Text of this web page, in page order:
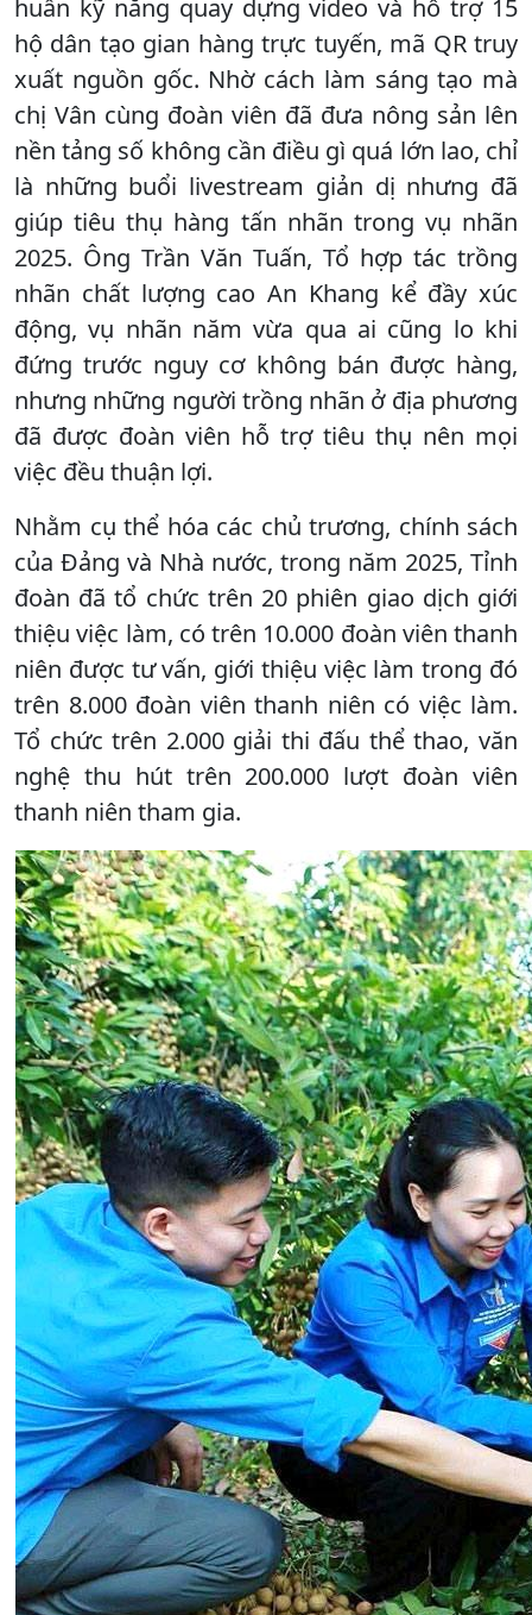
huấn kỹ năng quay dựng video và hỗ trợ 15
hộ dân tạo gian hàng trực tuyến, mã QR truy
xuất nguồn gốc. Nhờ cách làm sáng tạo mà
chị Vân cùng đoàn viên đã đưa nông sản lên
nền tảng số không cần điều gì quá lớn lao, chỉ
là những buổi livestream giản dị nhưng đã
giúp tiêu thụ hàng tấn nhãn trong vụ nhãn
2025. Ông Trần Văn Tuấn, Tổ hợp tác trồng
nhãn chất lượng cao An Khang kể đầy xúc
động, vụ nhãn năm vừa qua ai cũng lo khi
đứng trước nguy cơ không bán được hàng,
nhưng những người trồng nhãn ở địa phương
đã được đoàn viên hỗ trợ tiêu thụ nên mọi
việc đều thuận lợi.
Nhằm cụ thể hóa các chủ trương, chính sách
của Đảng và Nhà nước, trong năm 2025, Tỉnh
đoàn đã tổ chức trên 20 phiên giao dịch giới
thiệu việc làm, có trên 10.000 đoàn viên thanh
niên được tư vấn, giới thiệu việc làm trong đó
trên 8.000 đoàn viên thanh niên có việc làm.
Tổ chức trên 2.000 giải thi đấu thể thao, văn
nghệ thu hút trên 200.000 lượt đoàn viên
thanh niên tham gia.